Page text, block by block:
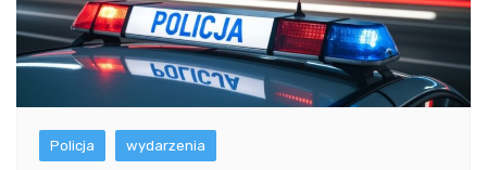
Policja wydarzenia